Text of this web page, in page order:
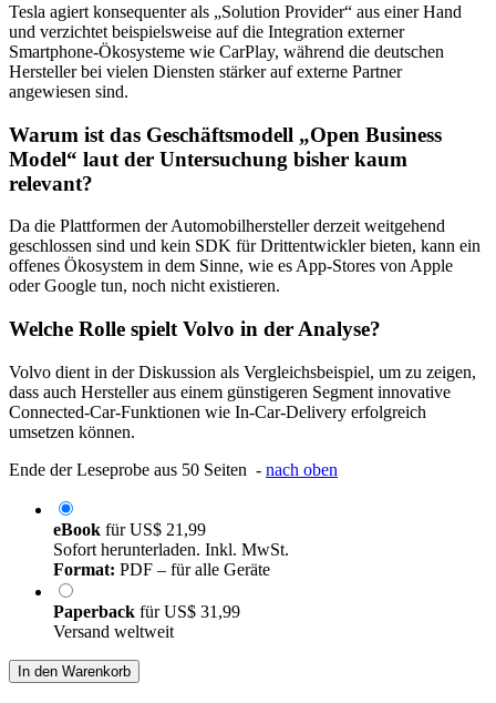
Tesla agiert konsequenter als „Solution Provider“ aus einer Hand
und verzichtet beispielsweise auf die Integration externer
Smartphone-Ökosysteme wie CarPlay, während die deutschen
Hersteller bei vielen Diensten stärker auf externe Partner
angewiesen sind.
Warum ist das Geschäftsmodell „Open Business
Model“ laut der Untersuchung bisher kaum
relevant?
Da die Plattformen der Automobilhersteller derzeit weitgehend
geschlossen sind und kein SDK für Drittentwickler bieten, kann ein
offenes Ökosystem in dem Sinne, wie es App-Stores von Apple
oder Google tun, noch nicht existieren.
Welche Rolle spielt Volvo in der Analyse?
Volvo dient in der Diskussion als Vergleichsbeispiel, um zu zeigen,
dass auch Hersteller aus einem günstigeren Segment innovative
Connected-Car-Funktionen wie In-Car-Delivery erfolgreich
umsetzen können.
Ende der Leseprobe aus 50 Seiten - nach oben
eBook fürUS$ 21,99
Sofort herunterladen. Inkl. MwSt.
Format: PDF – für alle Geräte
Paperback fürUS$ 31,99
Versand weltweit
In den Warenkorb